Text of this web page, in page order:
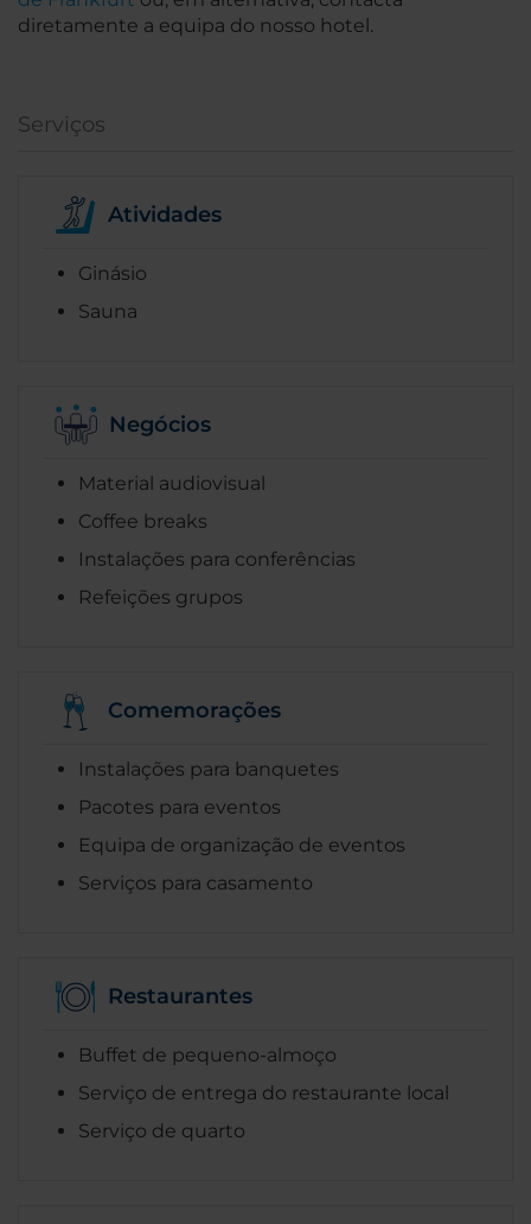
diretamente a equipa do nosso hotel.
Serviços
Atividades
Ginásio
Sauna
Negócios
Material audiovisual
Coffee breaks
Instalações para conferências
Refeições grupos
Comemorações
Instalações para banquetes
Pacotes para eventos
Equipa de organização de eventos
Serviços para casamento
Restaurantes
Buffet de pequeno-almoço
Serviço de entrega do restaurante local
Serviço de quarto